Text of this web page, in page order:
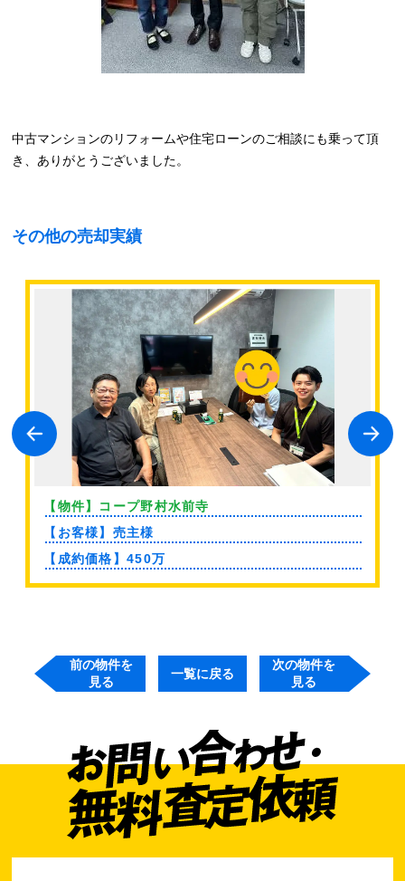
中古マンションのリフォームや住宅ローンのご相談にも乗って頂
き、ありがとうございました。
その他の売却実績
【物件】コープ野村水前寺
【お客様】売主様
【成約価格】450万
前の物件を
見る
一覧に戻る
次の物件を
見る